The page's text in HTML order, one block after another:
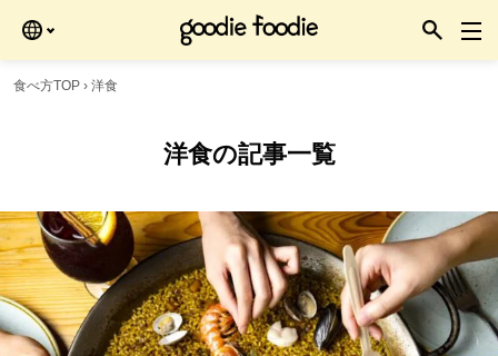
食べ方TOP › 洋食
洋食の記事一覧